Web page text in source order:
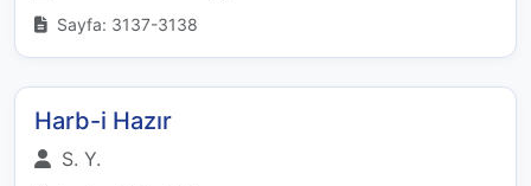
Sayfa: 3137-3138
Harb-i Hazır
S. Y.